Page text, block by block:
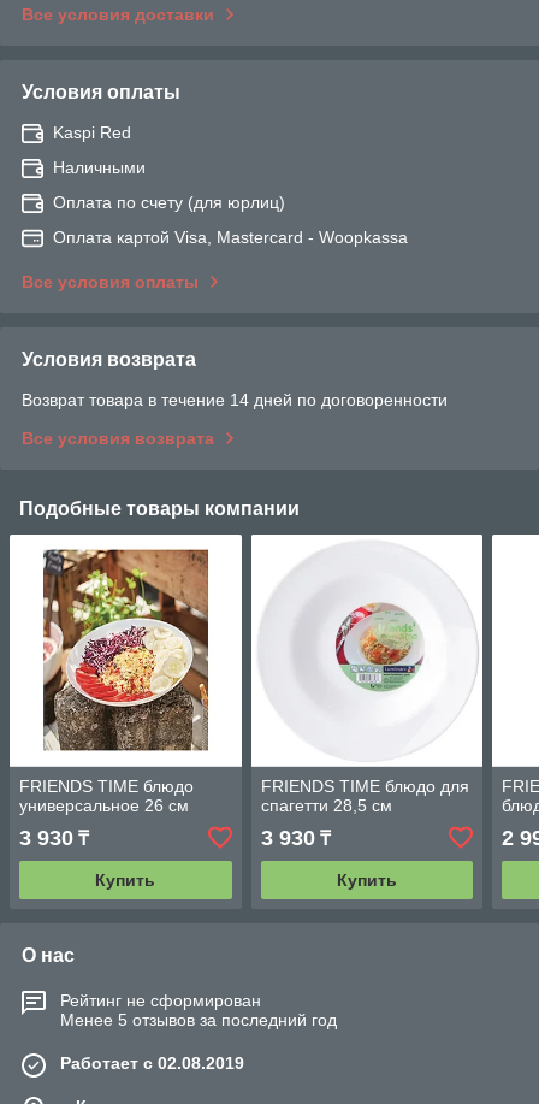
Все условия доставки
Условия оплаты
Kaspi Red
Наличными
Оплата по счету (для юрлиц)
Оплата картой Visa, Mastercard - Woopkassa
Все условия оплаты
Условия возврата
Возврат товара в течение 14 дней по договоренности
Все условия возврата
Подобные товары компании
FRIENDS TIME блюдо
универсальное 26 см
3 930 ₸
Купить
FRIENDS TIME блюдо для
спагетти 28,5 см
3 930₸
Купить
2
О нас
Рейтинг не сформирован
Менее 5 отзывов за последний год
Работает с 02.08.2019